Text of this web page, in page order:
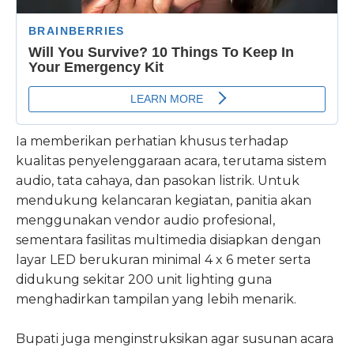
Ia memberikan perhatian khusus terhadap
kualitas penyelenggaraan acara, terutama sistem
audio, tata cahaya, dan pasokan listrik. Untuk
mendukung kelancaran kegiatan, panitia akan
menggunakan vendor audio profesional,
sementara fasilitas multimedia disiapkan dengan
layar LED berukuran minimal 4 x 6 meter serta
didukung sekitar 200 unit lighting guna
menghadirkan tampilan yang lebih menarik.
Bupati juga menginstruksikan agar susunan acara